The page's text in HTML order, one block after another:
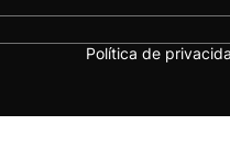
Política de